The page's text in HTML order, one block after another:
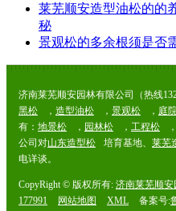
莱芜顺安造型油松的的
秘
景观松的多余根须是否
济南莱芜顺安园林有限公司（热线
黑松
， 造型油松 ， 景观松 ， 庭
有： 地景松 ， 园林松 ， 工程松 ，
公司对山东造型松 培育基地、 莱芜
电详谈。
CopyRight © 版权所有: 济南莱芜顺安
177991
网站地图 XML 备案号: